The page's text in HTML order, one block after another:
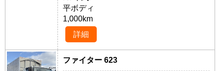
平ボディ
1,000km
詳細
ファイター 623